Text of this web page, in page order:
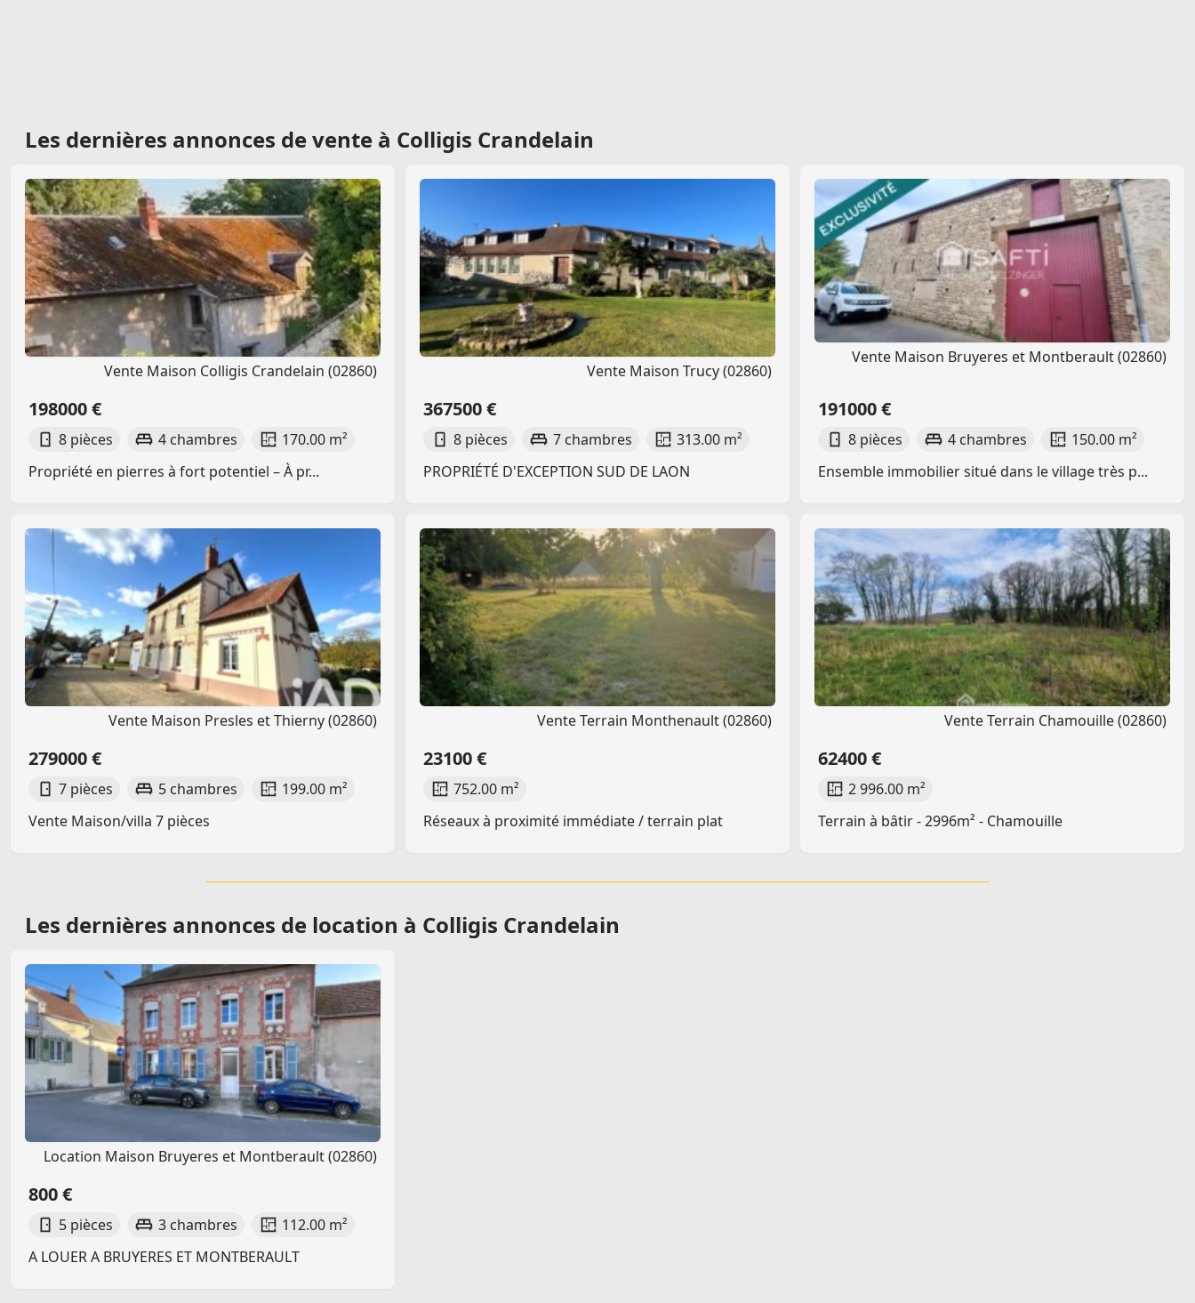
Les dernières annonces de vente à Colligis Crandelain
Vente Maison Colligis Crandelain (02860)
198000 €
8 pièces 4 chambres
170.00 m²
Propriété en pierres à fort potentiel – À pr...
Vente Maison Trucy (02860)
367500 €
8 pièces 7 chambres
313.00 m²
PROPRIÉTÉ D'EXCEPTION SUD DE LAON
Vente Maison Bruyeres et Montberault (02860)
191000 €
8 pièces 4 chambres
150.00 m²
Ensemble immobilier situé dans le village très p...
Vente Maison Presles et Thierny (02860)
279000 €
7 pièces 5 chambres
199.00 m²
Vente Maison/villa 7 pièces
Vente Terrain Monthenault (02860)
23100 €
752.00 m²
Réseaux à proximité immédiate / terrain plat
Vente Terrain Chamouille (02860)
62400 €
2 996.00 m²
Terrain à bâtir - 2996m² - Chamouille
Les dernières annonces de location à Colligis Crandelain
Location Maison Bruyeres et Montberault (02860)
800 €
5 pièces 3 chambres
112.00 m²
A LOUER A BRUYERES ET MONTBERAULT